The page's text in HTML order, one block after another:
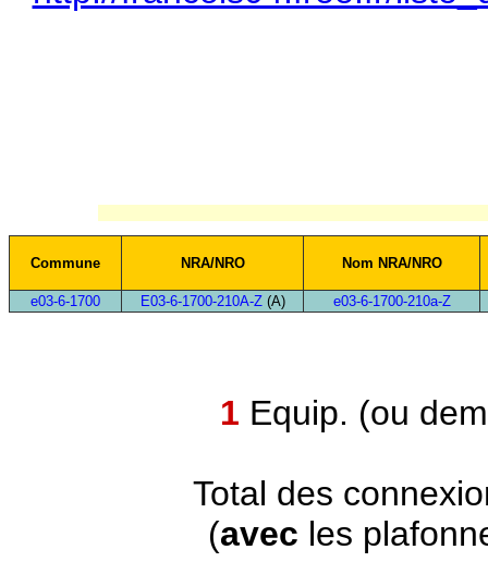
Commune NRA/NRO Nom NRA/NRO
e03-6-1700 E03-6-1700-210A-Z(A) e03-6-1700-210a-Z
1 Equip. (ou
Total des
(avec les